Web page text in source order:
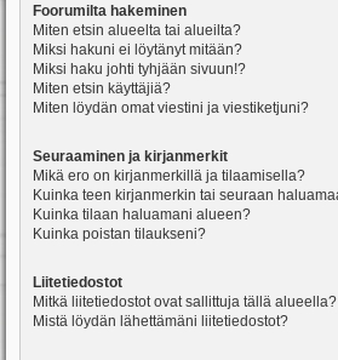
Foorumilta hakeminen
Miten etsin alueelta tai alueilta?
Miksi hakuni ei löytänyt mitään?
Miksi haku johti tyhjään sivuun!?
Miten etsin käyttäjiä?
Miten löydän omat viestini ja viestiketjuni?
Seuraaminen ja kirjanmerkit
Mikä ero on kirjanmerkillä ja tilaamisella?
Kuinka teen kirjanmerkin tai seuraan
Kuinka tilaan haluamani alueen?
Kuinka poistan tilaukseni?
Liitetiedostot
Mitkä liitetiedostot ovat sallittuja tällä alueella?
Mistä löydän lähettämäni liitetiedostot?